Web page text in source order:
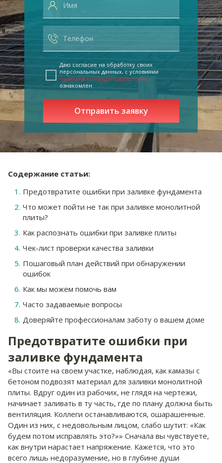
Даю согласие на обработку своих
персональных данных, с условиями
политики конфиденциальности
ознакомлен
Содержание статьи:
Предотвратите ошибки при заливке фундамента
Что может пойти не так при заливке монолитной
плиты?
Как распознать ошибки при заливке плиты
Чек-лист проверки качества заливки
Пошаговый план действий при обнаружении
ошибок
Как мы можем помочь вам
Часто задаваемые вопросы
Доверяйте профессионалам заботу о вашем доме
Предотвратите ошибки при
заливке фундамента
«Вы стоите на своем участке, наблюдая, как камазы с
бетоном подвозят материал для заливки монолитной
плиты. Вдруг один из рабочих, не глядя на чертежи,
начинает заливать в ту часть, где по плану должна быть
вентиляция. Коллеги останавливаются, ошарашенные.
Один из них, с недовольным лицом, слабо шутит: «Как
будем потом исправлять это?»» Сначала вы чувствуете,
как внутри нарастает напряжение. Кажется, что это
всего лишь недоразумение, но в глубине души